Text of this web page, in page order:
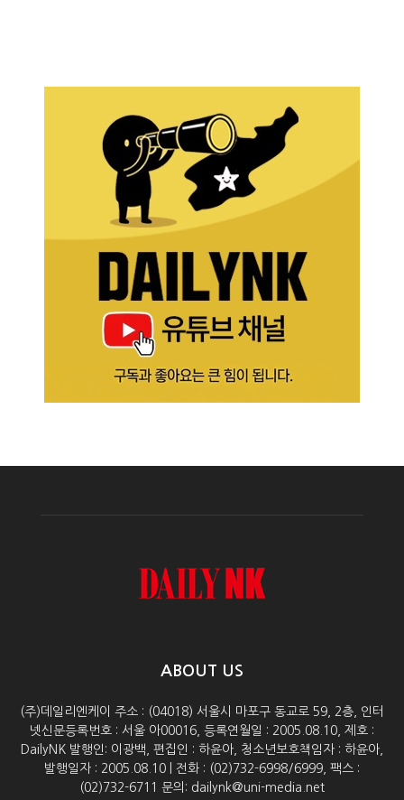
ABOUT US
(주)데일리엔케이 주소 : (04018) 서울시 마포구 동교로 59, 2층, 인터
넷신문등록번호 : 서울 아00016, 등록연월일 : 2005.08.10, 제호 :
DailyNK 발행인: 이광백, 편집인 : 하윤아, 청소년보호책임자 : 하윤아,
발행일자 : 2005.08.10 | 전화 : (02)732-6998/6999, 팩스 :
(02)732-6711 문의: dailynk@uni-media.net